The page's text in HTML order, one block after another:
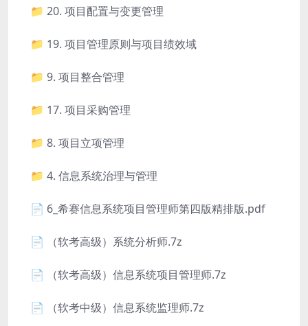
📁 20. 项目配置与变更管理
📁 19. 项目管理原则与项目绩效域
📁 9. 项目整合管理
📁 17. 项目采购管理
📁 8. 项目立项管理
📁 4. 信息系统治理与管理
📄 6_希赛信息系统项目管理师第四版精排版.pdf
📄 （软考高级）系统分析师.7z
📄 （软考高级）信息系统项目管理师.7z
📄 （软考中级）信息系统监理师.7z